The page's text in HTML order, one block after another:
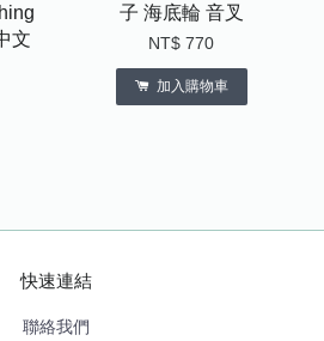
文
子 海底輪 音叉
NT$ 770
加入購物車
快速連結
聯絡我們